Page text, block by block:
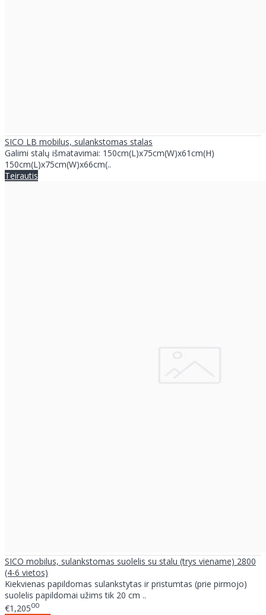
SICO LB mobilus, sulankstomas stalas
Galimi stalų išmatavimai: 150cm(L)x75cm(W)x61cm(H)
150cm(L)x75cm(W)x66cm(..
Teirautis
SICO mobilus, sulankstomas suolelis su stalu (trys viename) 2800
(4-6 vietos)
Kiekvienas papildomas sulankstytas ir pristumtas (prie pirmojo)
suolelis papildomai užims tik 20 cm ..
€1,20500